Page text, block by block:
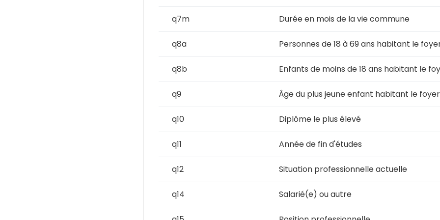
q7m Durée en mois de la vie commune
q8a Personnes de 18 à 69 ans habitant le
q8b Enfants de moins de 18 ans habitant le
q9 Âge du plus jeune enfant habitant le foyer
q10 Diplôme le plus élevé
q11 Année de fin d'études
q12 Situation professionnelle actuelle
q14 Salarié(e) ou autre